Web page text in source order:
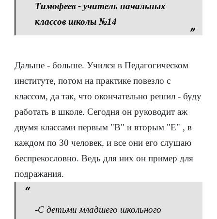
Тимофеев - учитель начальных
классов школы №14
Дальше - больше. Учился в Педагогическом
институте, потом на практике повезло с
классом, да так, что окончательно решил - буду
работать в школе. Сегодня он руководит аж
двумя классами первым "В" и вторым "Е" , в
каждом по 30 человек, и все они его слушаю
беспрекословно. Ведь для них он пример для
подражания.
-С детьми младшего школьного